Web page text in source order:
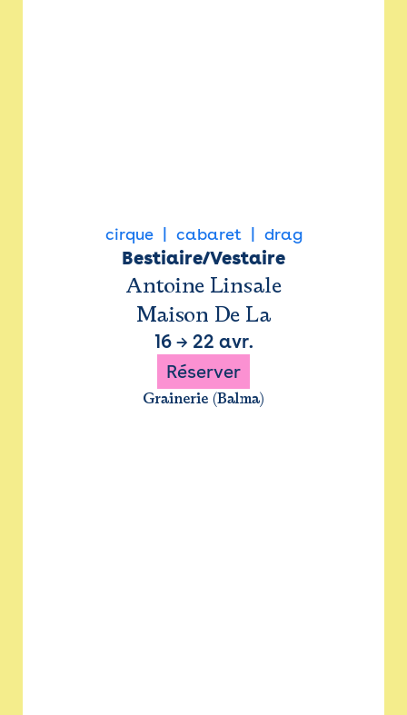
cirque cabaret drag
Bestiaire/Vestaire
Antoine Linsale
Maison De La
16→ 22 avr.
Réserver
Grainerie (Balma)